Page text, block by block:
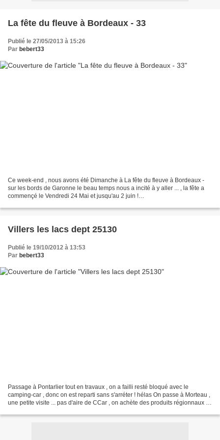
La fête du fleuve à Bordeaux - 33
Publié le 27/05/2013 à 15:26
Par bebert33
Ce week-end , nous avons été Dimanche à La fête du fleuve à Bordeaux -
sur les bords de Garonne le beau temps nous a incité à y aller ... , la fête a
commençé le Vendredi 24 Mai et jusqu'au 2 juin !
Villers les lacs dept 25130
Publié le 19/10/2012 à 13:53
Par bebert33
Passage à Pontarlier tout en travaux , on a failli resté bloqué avec le
camping-car , donc on est reparti sans s'arréter ! hélas On passe à Morteau ,
une petite visite ... pas d'aire de CCar , on achète des produits régionnaux ...